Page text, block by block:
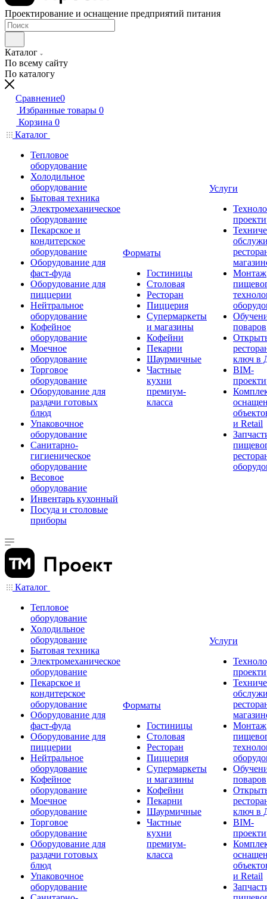
Проектирование и оснащение предприятий питания
Каталог
По всему сайту
По каталогу
Сравнение0
Избранные товары 0
Корзина 0
Каталог
Тепловое
оборудование
Холодильное
оборудование
Бытовая техника
Электромеханическое
оборудование
Пекарское и
кондитерское
оборудование
Оборудование для
фаст-фуда
Оборудование для
пиццерии
Нейтральное
оборудование
Кофейное
оборудование
Моечное
оборудование
Торговое
оборудование
Оборудование для
раздачи готовых
блюд
Упаковочное
оборудование
Санитарно-
гигиеническое
оборудование
Весовое
оборудование
Инвентарь кухонный
Посуда и столовые
приборы
Форматы
Гостиницы
Столовая
Ресторан
Пиццерия
Супермаркеты
и магазины
Кофейни
Пекарни
Шаурмичные
Частные
кухни
премиум-
класса
Услуги
Монтаж
поваров
ключ в
BIM-
и Retail
Каталог
Тепловое
оборудование
Холодильное
оборудование
Бытовая техника
Электромеханическое
оборудование
Пекарское и
кондитерское
оборудование
Оборудование для
фаст-фуда
Оборудование для
пиццерии
Нейтральное
оборудование
Кофейное
оборудование
Моечное
оборудование
Торговое
оборудование
Оборудование для
раздачи готовых
блюд
Упаковочное
оборудование
Форматы
Гостиницы
Столовая
Ресторан
Пиццерия
Супермаркеты
и магазины
Кофейни
Пекарни
Шаурмичные
Частные
кухни
премиум-
класса
Услуги
Монтаж
поваров
ключ в
BIM-
и Retail